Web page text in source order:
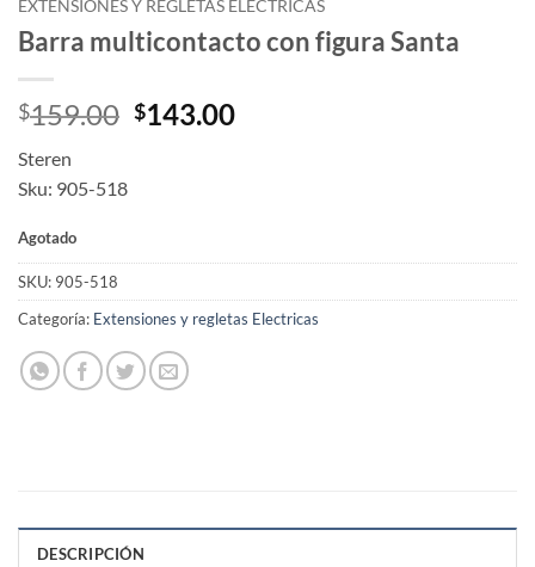
EXTENSIONES Y REGLETAS ELECTRICAS
Barra multicontacto con figura Santa
$159.00 Original
$143.00Current
Steren
Sku: 905-518
Agotado
SKU: 905-518
Categoría: Extensiones y regletas Electricas
DESCRIPCIÓN